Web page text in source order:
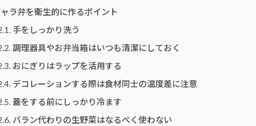
ラ弁を衛生的に作るポイント
手をしっかり洗う
調理器具やお弁当箱はいつも清潔にしておく
おにぎりはラップを活用する
デコレーションする際は食材同士の温度差に注意
蓋をする前にしっかり冷ます
バラン代わりの生野菜はなるべく使わない